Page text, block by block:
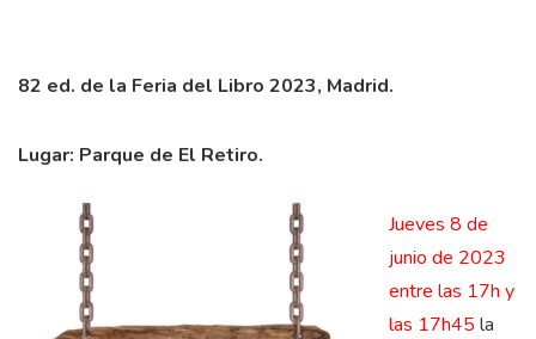
82 ed. de la Feria del Libro 2023, Madrid.
Lugar: Parque de El Retiro.
Jueves 8 de
junio de 2023
entre las 17h y
las 17h45 la